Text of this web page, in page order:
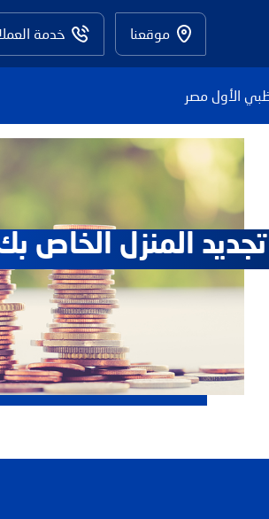
موقعنا خدمة
الأول مصر
المنزل الخاص